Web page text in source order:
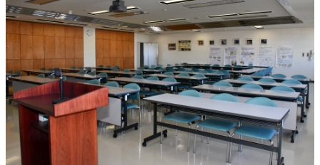
改変
可
クレジット表記
必須
クレジット表記例
出典：“ 【高瀬下水処理場】大会議室 ” , CC BY-NC 4.0, via船橋市フ
ォトギャラリー